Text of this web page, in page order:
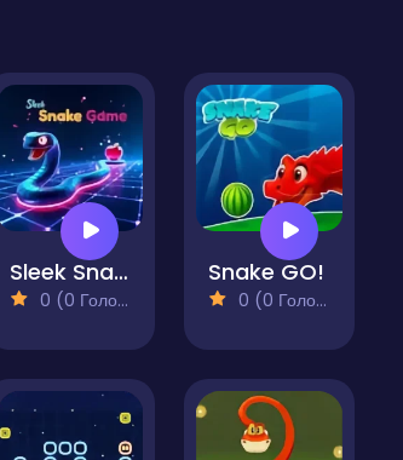
Sleek Snake Game
0 (0 Голосів)
Snake GO!
0 (0 Голосів)